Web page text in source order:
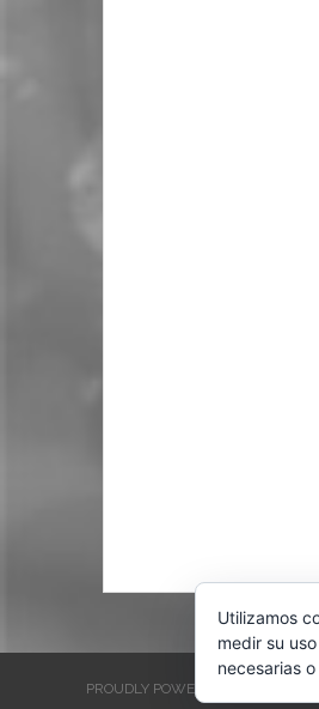
PROUDLY POWERED BY
Utilizamos
medir su
necesarias